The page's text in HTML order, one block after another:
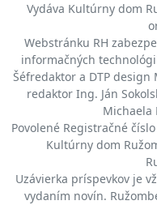
Vydáva Kultúrny dom
Webstránku RH
informačných
Šéfredaktor a DTP design
redaktor Ing. Ján
Michaela
Povolené Registračné
Kultúrny dom
Uzávierka príspevkov je
vydaním novín.